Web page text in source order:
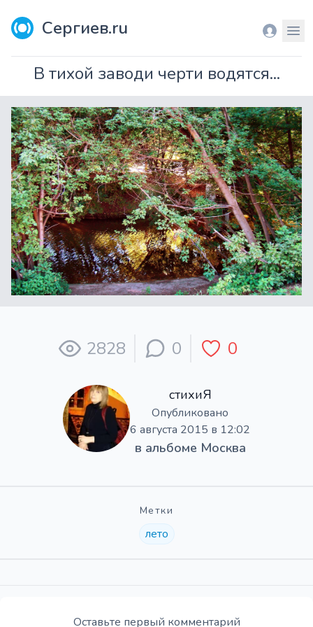
Сергиев.ru Вход
В тихой заводи черти водятся...
2828 0 0
стихиЯ
Опубликовано
6 августа 2015 в 12:02
в альбоме Москва
Метки
лето
Оставьте первый комментарий